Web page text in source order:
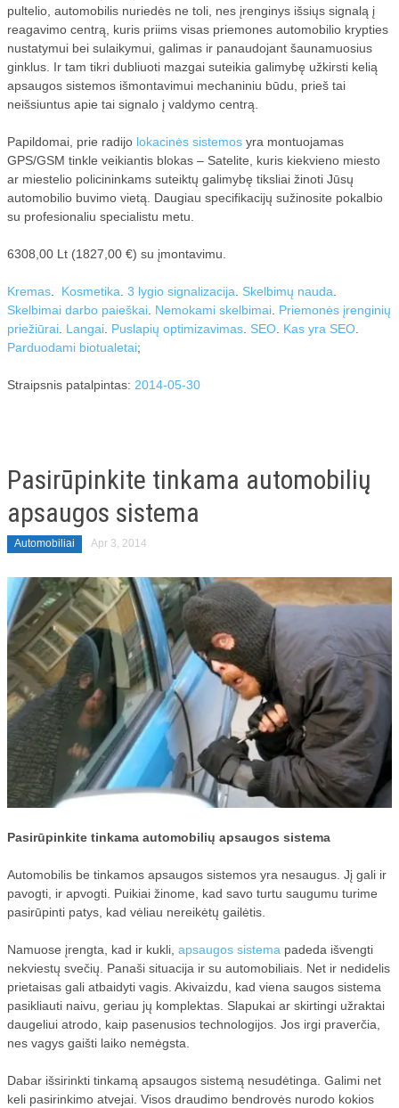
pultelio, automobilis nuriedės ne toli, nes įrenginys išsiųs signalą į
reagavimo centrą, kuris priims visas priemones automobilio krypties
nustatymui bei sulaikymui, galimas ir panaudojant šaunamuosius
ginklus. Ir tam tikri dubliuoti mazgai suteikia galimybę užkirsti kelią
apsaugos sistemos išmontavimui mechaniniu būdu, prieš tai
neišsiuntus apie tai signalo į valdymo centrą.
Papildomai, prie radijo lokacinės sistemos yra montuojamas
GPS/GSM tinkle veikiantis blokas – Satelite, kuris kiekvieno miesto
ar miestelio policininkams suteiktų galimybę tiksliai žinoti Jūsų
automobilio buvimo vietą. Daugiau specifikacijų sužinosite pokalbio
su profesionaliu specialistu metu.
6308,00 Lt (1827,00 €) su įmontavimu.
Kremas Kosmetika 3 lygio signalizacija Skelbimų nauda
Skelbimai darbo paieškai Nemokami skelbimai Priemonės įrenginių
priežiūrai Langai Puslapių optimizavimas SEO Kas yra SEO
Parduodami biotualetai;
Straipsnis patalpintas: 2014-05-30
Pasirūpinkite tinkama automobilių
apsaugos sistema
Automobiliai Apr 3, 2014
Pasirūpinkite tinkama automobilių apsaugos sistema
Automobilis be tinkamos apsaugos sistemos yra nesaugus. Jį gali ir
pavogti, ir apvogti. Puikiai žinome, kad savo turtu saugumu turime
pasirūpinti patys, kad vėliau nereikėtų gailėtis.
Namuose įrengta, kad ir kukli, apsaugos sistema padeda išvengti
nekviestų svečių. Panaši situacija ir su automobiliais. Net ir nedidelis
prietaisas gali atbaidyti vagis. Akivaizdu, kad viena saugos sistema
pasikliauti naivu, geriau jų komplektas. Slapukai ar skirtingi užraktai
daugeliui atrodo, kaip pasenusios technologijos. Jos irgi praverčia,
nes vagys gaišti laiko nemėgsta.
Dabar išsirinkti tinkamą apsaugos sistemą nesudėtinga. Galimi net
keli pasirinkimo atvejai. Visos draudimo bendrovės nurodo kokios